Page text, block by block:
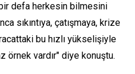
bir defa herkesin bilmesini
sıkıntıya, çatışmaya, krize
bu hızlı yükselişiyle
vardır" diye konuştu.